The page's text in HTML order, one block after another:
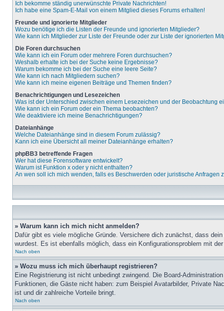
Ich bekomme ständig unerwünschte Private Nachrichten!
Ich habe eine Spam-E-Mail von einem Mitglied dieses Forums erhalten!
Freunde und ignorierte Mitglieder
Wozu benötige ich die Listen der Freunde und ignorierten Mitglieder?
Wie kann ich Mitglieder zur Liste der Freunde oder zur Liste der ignorierten
Die Foren durchsuchen
Wie kann ich ein Forum oder mehrere Foren durchsuchen?
Weshalb erhalte ich bei der Suche keine Ergebnisse?
Warum bekomme ich bei der Suche eine leere Seite?
Wie kann ich nach Mitgliedern suchen?
Wie kann ich meine eigenen Beiträge und Themen finden?
Benachrichtigungen und Lesezeichen
Was ist der Unterschied zwischen einem Lesezeichen und der Beobachtung
Wie kann ich ein Forum oder ein Thema beobachten?
Wie deaktiviere ich meine Benachrichtigungen?
Dateianhänge
Welche Dateianhänge sind in diesem Forum zulässig?
Kann ich eine Übersicht all meiner Dateianhänge erhalten?
phpBB3 betreffende Fragen
Wer hat diese Forensoftware entwickelt?
Warum ist Funktion x oder y nicht enthalten?
An wen soll ich mich wenden, falls es Beschwerden oder juristische Anfragen
» Warum kann ich mich nicht anmelden?
Dafür gibt es viele mögliche Gründe. Versichere dich zunächst, dass
wurdest. Es ist ebenfalls möglich, dass ein Konfigurationsproblem mit
Nach oben
» Wozu muss ich mich überhaupt registrieren?
Eine Registrierung ist nicht unbedingt zwingend. Die Board-
Funktionen, die Gäste nicht haben: zum Beispiel Avatarbilder, Private
ist und dir zahlreiche Vorteile bringt.
Nach oben